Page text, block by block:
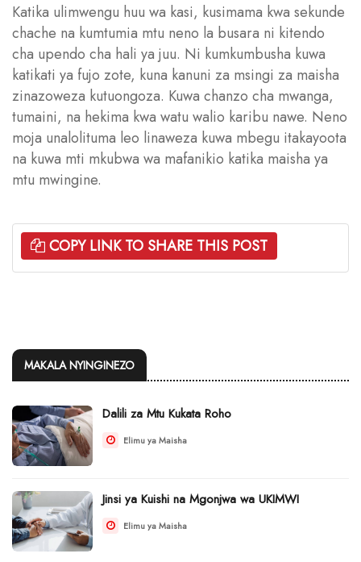
Katika ulimwengu huu wa kasi, kusimama kwa sekunde
chache na kumtumia mtu neno la busara ni kitendo
cha upendo cha hali ya juu. Ni kumkumbusha kuwa
katikati ya fujo zote, kuna kanuni za msingi za maisha
zinazoweza kutuongoza. Kuwa chanzo cha mwanga,
tumaini, na hekima kwa watu walio karibu nawe. Neno
moja unalolituma leo linaweza kuwa mbegu itakayoota
na kuwa mti mkubwa wa mafanikio katika maisha ya
mtu mwingine.
COPY LINK TO SHARE THIS POST
MAKALA NYINGINEZO
Dalili za Mtu Kukata Roho
Elimu ya Maisha
Jinsi ya Kuishi na Mgonjwa wa UKIMWI
Elimu ya Maisha